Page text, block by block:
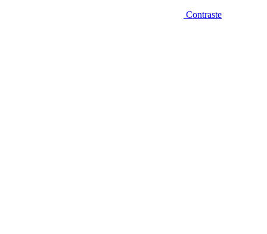
Contraste